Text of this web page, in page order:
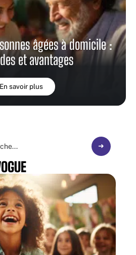
âgées à domicile :
et avantages
En savoir plus